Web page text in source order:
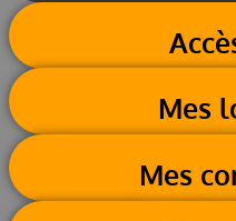
Mes
Mes